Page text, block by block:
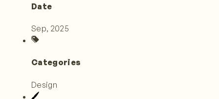
Date
Sep, 2025
Categories
Design